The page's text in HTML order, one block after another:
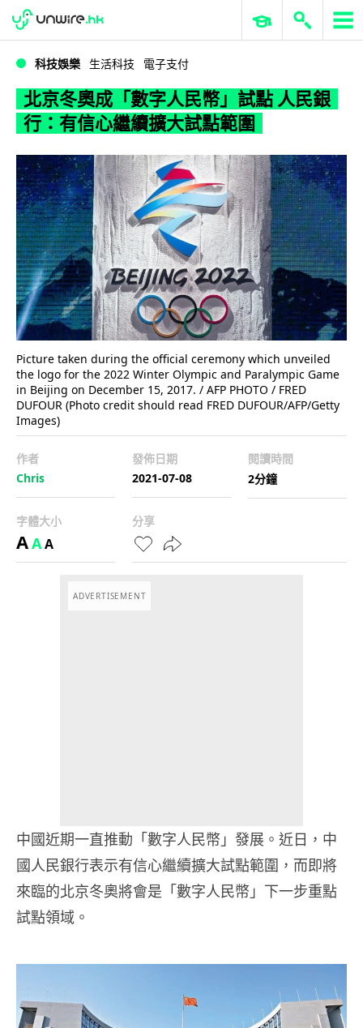
WWDC 2026 ERP 與商業 AI
科技娛樂 生活科技 電子支付
北京冬奧成「數字人民幣」試點 人民銀
行：有信心繼續擴大試點範圍
Picture taken during the official ceremony which unveiled
the logo for the 2022 Winter Olympic and Paralympic Game
in Beijing on December 15, 2017. / AFP PHOTO / FRED
DUFOUR (Photo credit should read FRED DUFOUR/AFP/Getty
Images)
作者
Chris
發佈日期
2021-07-08
閱讀時間
2分鐘
字體大小
AAA
分享
ADVERTISEMENT
中國近期一直推動「數字人民幣」發展。近日，中
國人民銀行表示有信心繼續擴大試點範圍，而即將
來臨的北京冬奧將會是「數字人民幣」 下一步重點
試點領域。